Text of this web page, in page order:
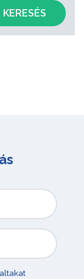
KERESÉS